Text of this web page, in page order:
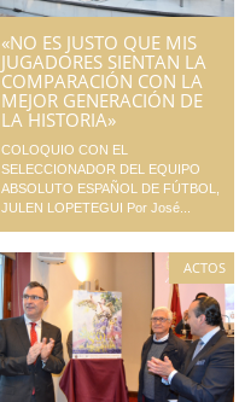
«NO ES JUSTO QUE MIS
JUGADORES SIENTAN LA
COMPARACIÓN CON LA
MEJOR GENERACIÓN DE
LA HISTORIA»
COLOQUIO CON EL
SELECCIONADOR DEL EQUIPO
ABSOLUTO ESPAÑOL DE FÚTBOL,
JULEN LOPETEGUI Por José...
ACTOS